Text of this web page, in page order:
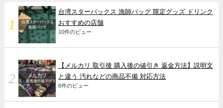
台湾スターバックス 漁師バッグ 限定グッズ ドリンク
おすすめの店舗
10件のビュー
【メルカリ 取引後 購入後の値引き 返金方法】説明文
と違う 汚れなどの商品不備 対応方法
6件のビュー